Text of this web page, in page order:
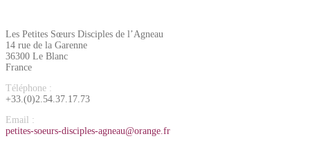
Les Petites Sœurs Disciples de l’Agneau
14 rue de la Garenne
36300 Le Blanc
France
Téléphone :
+33.(0)2.54.37.17.73
Email :
petites-soeurs-disciples-agneau@orange.fr